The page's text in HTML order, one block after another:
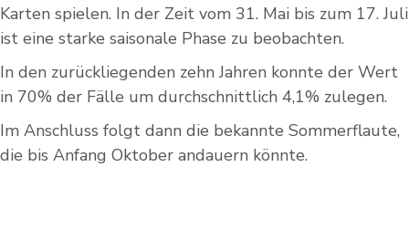
Karten spielen. In der Zeit vom 31. Mai bis zum 17. Juli
ist eine starke saisonale Phase zu beobachten.
In den zurückliegenden zehn Jahren konnte der Wert
in 70% der Fälle um durchschnittlich 4,1% zulegen.
Im Anschluss folgt dann die bekannte Sommerflaute,
die bis Anfang Oktober andauern könnte.